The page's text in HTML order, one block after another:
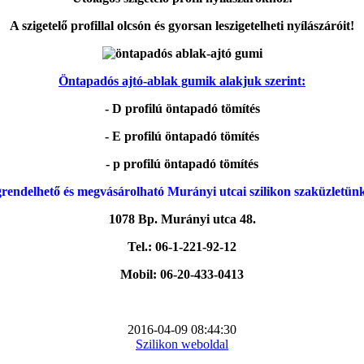
A szigetelő profillal olcsón és gyorsan leszigetelheti nyílászáróit!
Öntapadós ajtó-ablak gumik alakjuk szerint:
- D profilú öntapadó tömítés
- E profilú öntapadó tömítés
- p profilú öntapadó tömítés
és megvásárolható Murányi utcai szilikon
1078 Bp. Murányi utca 48.
Tel.: 06-1-221-92-12
Mobil: 06-20-433-0413
2016-04-09 08:44:30
Szilikon weboldal